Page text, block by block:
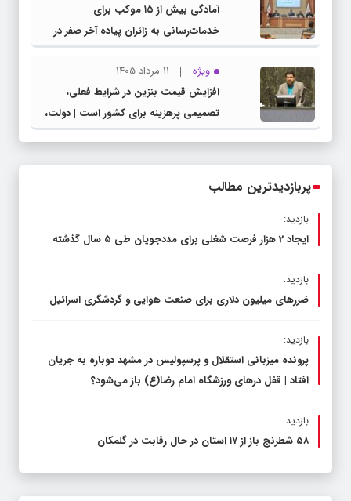
آمادگی بیش از ۱۵ موکب برای
خدمات‌رسانی به زائران پیاده آخر صفر در
شهرستان چناران
ویژه
11 مرداد 1405
افزایش قیمت بنزین در شرایط فعلی،
تصمیمی پرهزینه برای کشور است | دولت،
قاچاق سوخت و عوامل اصلی ناترازی را
پربازدیدترین مطالب
بازدید:
ایجاد 2 هزار فرصت شغلی برای مددجویان طی ۵ سال گذشته
بازدید:
ضررهای میلیون دلاری برای صنعت هوایی و گردشگری اسرائیل
بازدید:
پرونده میزبانی استقلال و پرسپولیس در مشهد دوباره به جریان
افتاد | قفل در‌های ورزشگاه امام رضا(ع) باز می‌شود؟
بازدید:
۵۸ شطرنج‌ باز از ۱۷ استان در حال رقابت در گلمکان